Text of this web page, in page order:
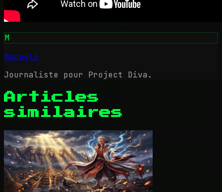
M
Mooogle
Journaliste pour Project Diva.
Articles
similaires